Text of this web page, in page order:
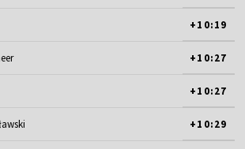
+10:19
+10:27
+10:27
+10:29